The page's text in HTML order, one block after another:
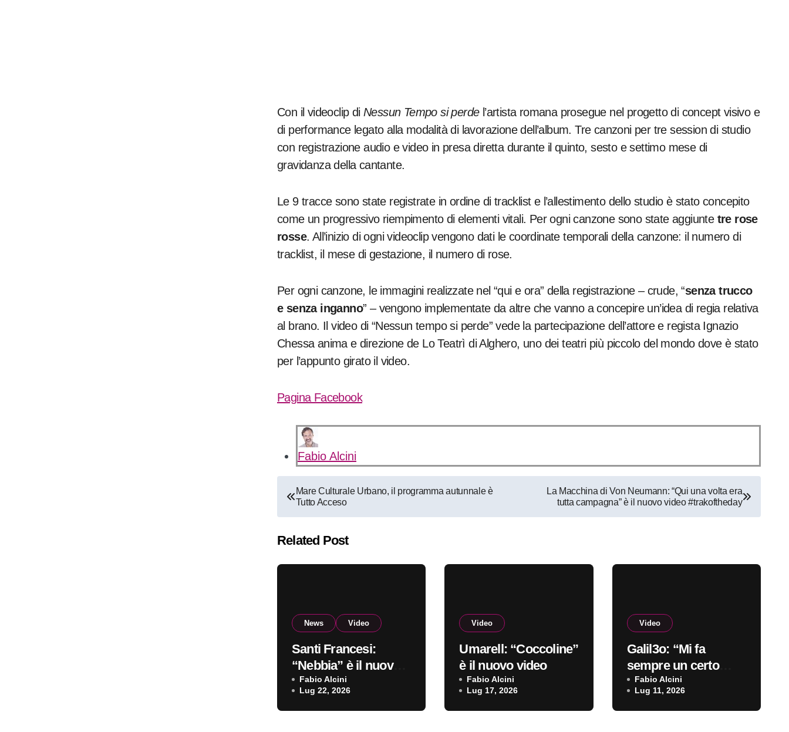
Con il videoclip di Nessun Tempo si perdel’artista romana prosegue nel progetto di concept visivo e
di performance legato alla modalità di lavorazione dell’album. Tre canzoni per tre session di studio
con registrazione audio e video in presa diretta durante il quinto, sesto e settimo mese di
gravidanza della cantante.
Le 9 tracce sono state registrate in ordine di tracklist e l’allestimento dello studio è stato concepito
come un progressivo riempimento di elementi vitali. Per ogni canzone sono state aggiunte tre rose
rosse. All’inizio di ogni videoclip vengono dati le coordinate temporali della canzone: il numero di
tracklist, il mese di gestazione, il numero di rose.
Per ogni canzone, le immagini realizzate nel “qui e ora” della registrazione – crude, “senza trucco
e senza inganno” – vengono implementate da altre che vanno a concepire un’idea di regia relativa
al brano. Il video di “Nessun tempo si perde” vede la partecipazione dell’attore e regista Ignazio
Chessa anima e direzione de Lo Teatrì di Alghero, uno dei teatri più piccolo del mondo dove è stato
per l’appunto girato il video.
Pagina Facebook
Fabio Alcini
Navigazione
articoli
Mare Culturale Urbano, il programma autunnale è
Tutto Acceso
La Macchina di Von Neumann: “Qui una volta era
tutta campagna” è il nuovo video #trakoftheday
Related Post
News Video
Santi Francesi:
“Nebbia” è il nuovo
video
Fabio Alcini
Lug 22, 2026
Video
Umarell: “Coccoline”
è il nuovo video
Fabio Alcini
Lug 17, 2026
Video
Galil3o: “Mi fa
sempre un certo
effetto” è il nuovo
video
Fabio Alcini
Lug 11, 2026